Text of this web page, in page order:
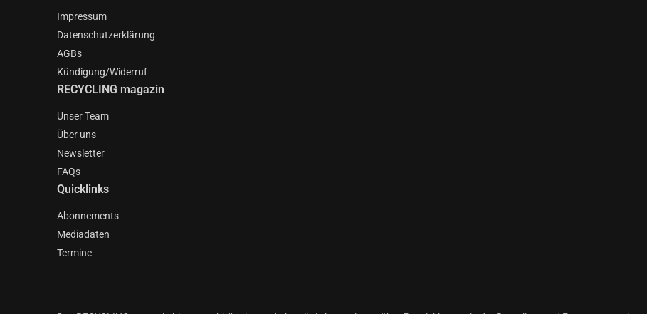
Impressum
Datenschutzerklärung
AGBs
Kündigung/Widerruf
RECYCLING magazin
Unser Team
Über uns
Newsletter
FAQs
Quicklinks
Abonnements
Mediadaten
Termine